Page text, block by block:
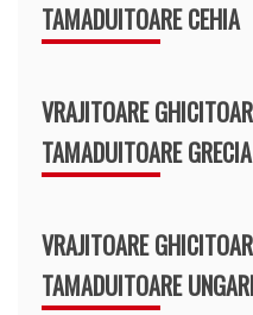
TAMADUITOARE CEHIA
VRAJITOARE
TAMADUITOARE GRECIA
VRAJITOARE
TAMADUITOARE